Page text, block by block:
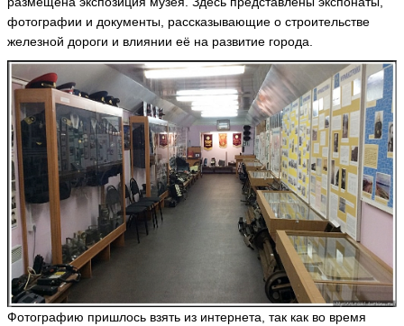
ik
to
ik
r
И
р
и
а
m
a
фотографии и документы, рассказывающие о строительстве
железной дороги и влиянии её на развитие города.
Фотографию пришлось взять из интернета, так как во время